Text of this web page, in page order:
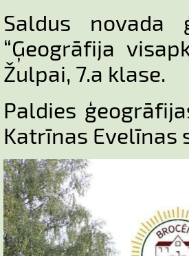
Saldus novada
“Ģeogrāfija
Žulpai, 7.a klase.
Paldies
Katrīnas